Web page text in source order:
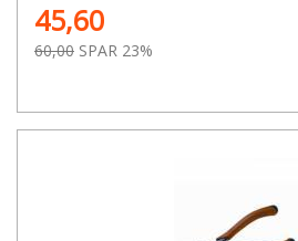
45,60
60,00 SPAR 23%